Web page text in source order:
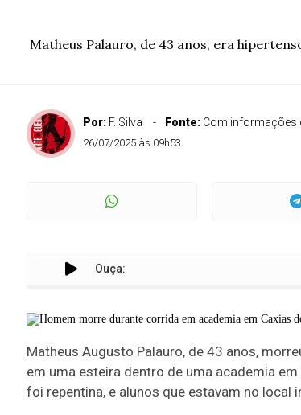
Matheus Palauro, de 43 anos, era
Por: F. Silva Fonte: Com informações
26/07/2025 às 09h53
Ouça:
Matheus Augusto Palauro, de 43 anos,
em uma esteira dentro de uma academia
foi repentina, e alunos que estavam no